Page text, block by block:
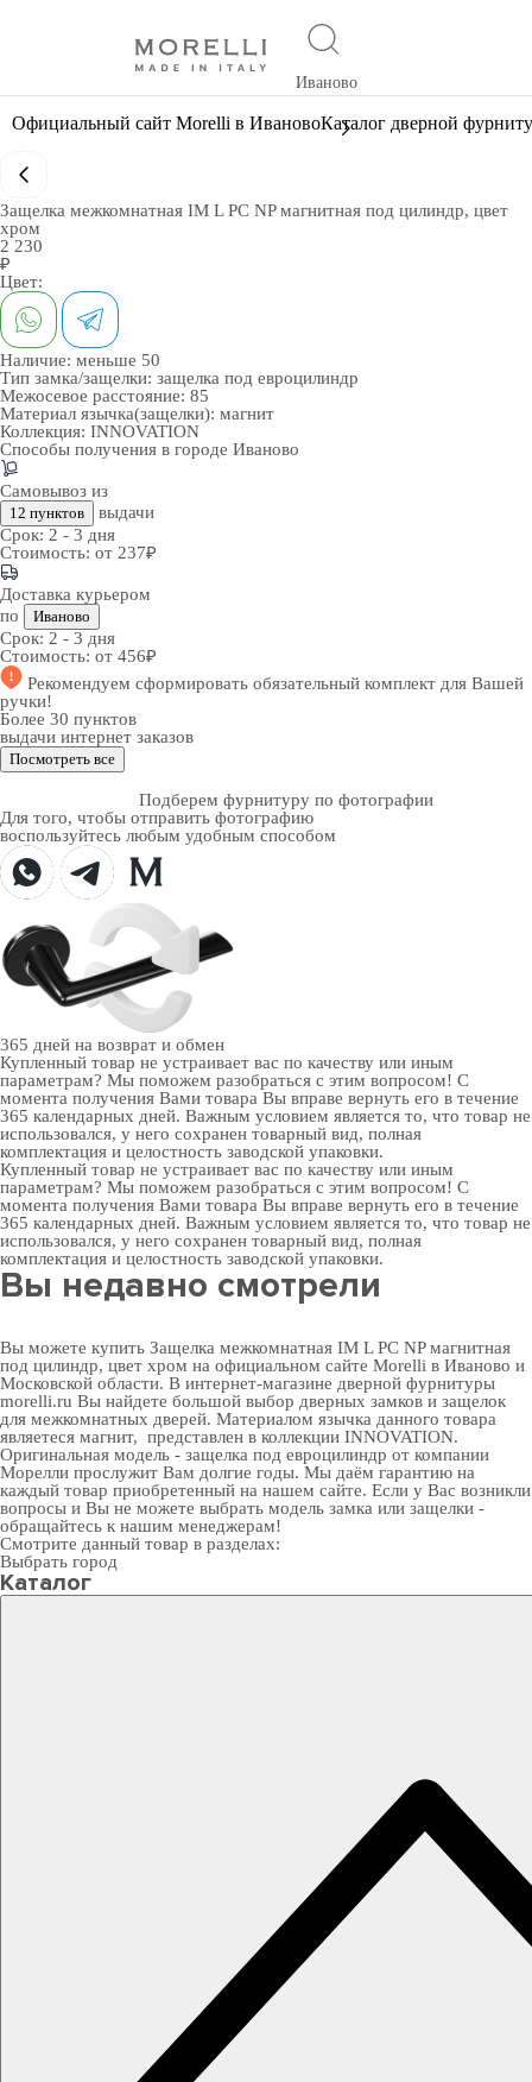
Иваново
Официальный сайт Morelli в ИвановоКаталог дверной
Защелка межкомнатная IM L PC NP магнитная под цилиндр, цвет
хром
2 230
₽
Цвет:
Наличие: меньше 50
Тип замка/защелки: защелка под евроцилиндр
Межосевое расстояние: 85
Материал язычка(защелки): магнит
Коллекция: INNOVATION
Способы получения в городе Иваново
Самовывоз из
12 пунктов
выдачи
Срок: 2 - 3 дня
Стоимость: от 237₽
Доставка курьером
по
Иваново
Срок: 2 - 3 дня
Стоимость: от 456₽
Рекомендуем сформировать обязательный комплект для Вашей
ручки!
Более 30 пунктов
выдачи интернет заказов
Посмотреть все
Подберем фурнитуру по фотографии
Для того, чтобы отправить фотографию
воспользуйтесь любым удобным способом
365 дней на возврат и обмен
Купленный товар не устраивает вас по качеству или иным
параметрам? Мы поможем разобраться с этим вопросом! С
момента получения Вами товара Вы вправе вернуть его в течение
365 календарных дней. Важным условием является то, что товар не
использовался, у него сохранен товарный вид, полная
комплектация и целостность заводской упаковки.
Купленный товар не устраивает вас по качеству или иным
параметрам? Мы поможем разобраться с этим вопросом! С
момента получения Вами товара Вы вправе вернуть его в течение
365 календарных дней. Важным условием является то, что товар не
использовался, у него сохранен товарный вид, полная
комплектация и целостность заводской упаковки.
Вы недавно смотрели
Вы можете купить Защелка межкомнатная IM L PC NP магнитная
под цилиндр, цвет хром на официальном сайте Morelli в Иваново и
Московской области. В интернет-магазине дверной фурнитуры
morelli.ru Вы найдете большой выбор дверных замков и защелок
для межкомнатных дверей. Материалом язычка данного товара
являетеся магнит, представлен в коллекции INNOVATION.
Оригинальная модель - защелка под евроцилиндр от компании
Морелли прослужит Вам долгие годы. Мы даём гарантию на
каждый товар приобретенный на нашем сайте. Если у Вас возникли
вопросы и Вы не можете выбрать модель замка или защелки -
обращайтесь к нашим менеджерам!
Смотрите данный товар в разделах:
Выбрать город
Каталог